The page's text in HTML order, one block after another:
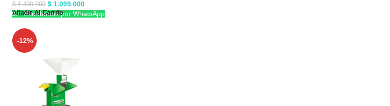
$1.490.000 $ 1.099.000
Añadir Al Carrito
Escríbenos por WhatsApp
-12%